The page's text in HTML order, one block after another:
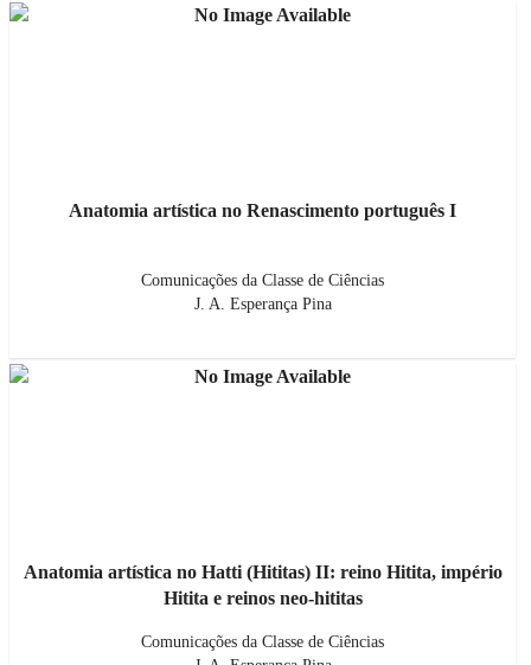
Anatomia artística no Renascimento português I
Comunicações da Classe de Ciências
J. A. Esperança Pina
Anatomia artística no Hatti (Hititas) II: reino Hitita, império
Hitita e reinos neo-hititas
Comunicações da Classe de Ciências